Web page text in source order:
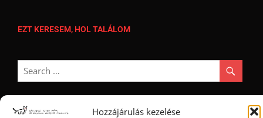
Hozzájárulás kezelése
EZT KERESEM, HOL TALÁLOM